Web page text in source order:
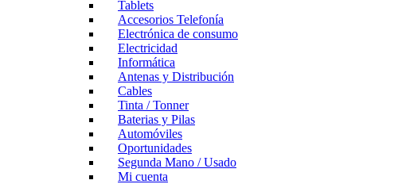
Tablets
Accesorios Telefonía
Electrónica de consumo
Electricidad
Informática
Antenas y Distribución
Cables
Tinta / Tonner
Baterias y Pilas
Automóviles
Oportunidades
Segunda Mano / Usado
Mi cuenta